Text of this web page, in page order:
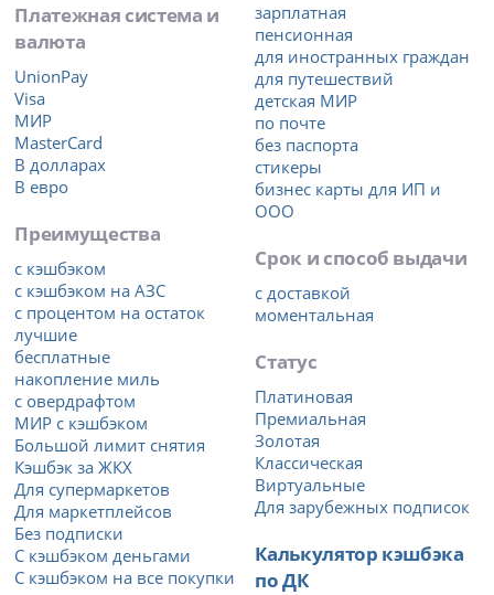
Платежная система и
валюта
UnionPay
Visa
МИР
MasterCard
В долларах
В евро
Преимущества
с кэшбэком
с кэшбэком на АЗС
с процентом на остаток
лучшие
бесплатные
накопление миль
с овердрафтом
МИР с кэшбэком
Большой лимит снятия
Кэшбэк за ЖКХ
Для супермаркетов
Для маркетплейсов
Без подписки
С кэшбэком деньгами
С кэшбэком на все покупки
зарплатная
пенсионная
для иностранных граждан
для путешествий
детская МИР
по почте
без паспорта
стикеры
бизнес карты для ИП и
ООО
Срок и способ выдачи
с доставкой
моментальная
Статус
Платиновая
Премиальная
Золотая
Классическая
Виртуальные
Для зарубежных подписок
Калькулятор кэшбэка
по ДК